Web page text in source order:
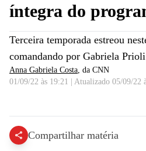
íntegra do
Terceira temporada estreou
comandando por Gabriela Prioli
Anna Gabriela Costa, da CNN
01/09/22 às 19:21
Atualizado 05/09/22
Marta | À PRIOLI - 03/09/
Compartilhar matéria